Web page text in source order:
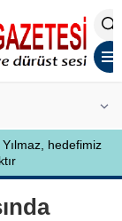
hedefimiz